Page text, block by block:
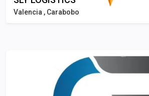
Valencia , Carabobo